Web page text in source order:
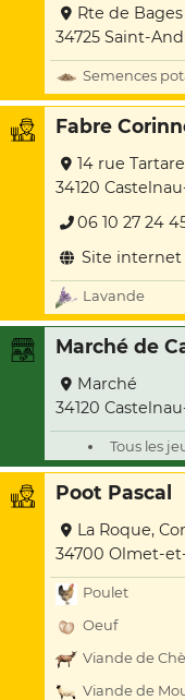
Rte de
34725 Saint-
Semences
Fabre
14 rue Tartare
34120
06 10 27 24
Site internet
Lavande
Marché de
Marché
34120
Tous les
Poot Pascal
La Roque,
34700 Olmet-
Poulet
Oeuf
Viande de
Viande de